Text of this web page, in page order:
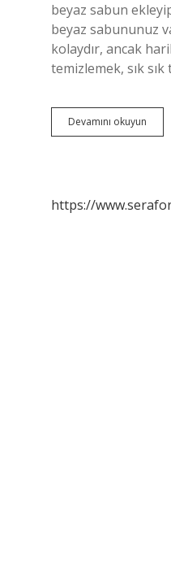
beyaz sabun
beyaz sabununuz
kolaydır, ancak
temizlemek, sık
Devamını okuyun
Silme
https://